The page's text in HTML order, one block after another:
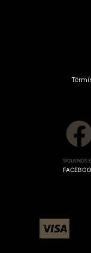
SIGUENOS